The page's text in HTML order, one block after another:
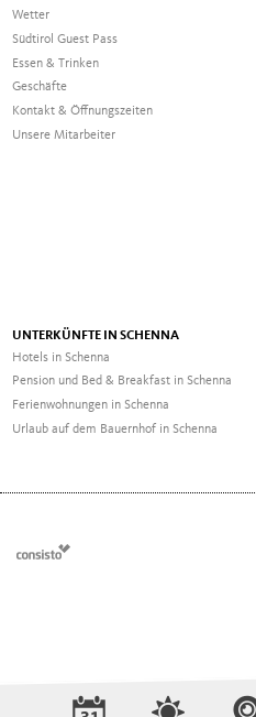
Wetter
Südtirol Guest Pass
Essen & Trinken
Geschäfte
Kontakt & Öffnungszeiten
Unsere Mitarbeiter
UNTERKÜNFTE IN SCHENNA
Hotels in Schenna
Pension und Bed & Breakfast in Schenna
Ferienwohnungen in Schenna
Urlaub auf dem Bauernhof in Schenna